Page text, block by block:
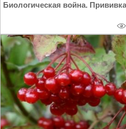
Биологическая война.